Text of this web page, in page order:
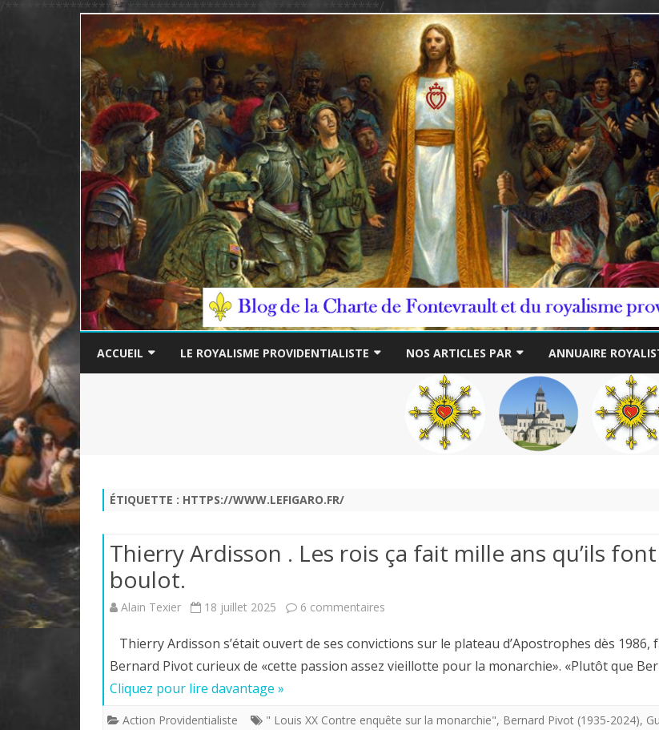
/****************************************************/
to
ACCUEIL LE ROYALISME PROVIDENTIALISTE NOS ARTICLES PAR
THÉME
AUTEUR
ANNUAIRE
ÉTIQUETTE : HTTPS://WWW.LEFIGARO.FR/
Thierry Ardisson . Les rois ça fait mille ans qu’ils
boulot.
Alain Texier 18 juillet 2025 6 commentaires
Ardisson
Les
Thierry Ardisson s’était ouvert de ses convictions sur le plateau d’Apostrophes dès 1986,
Bernard Pivot curieux de «cette passion assez vieillotte pour la monarchie». «Plutôt que
Cliquez pour lire davantage »
Action Providentialiste " Louis XX Contre enquête sur la monarchie", Bernard Pivot (1935-2024),